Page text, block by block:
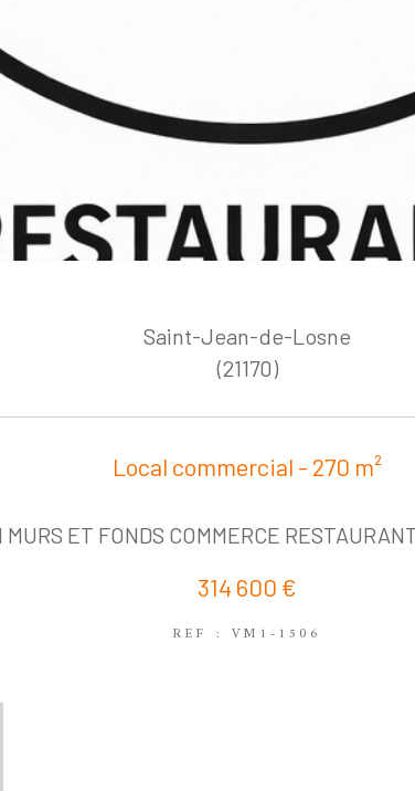
Saint-Jean-de-Losne
(21170)
Local commercial - 270 m²
MURS ET FONDS COMMERCE
314 600 €
REF : VM1-1506